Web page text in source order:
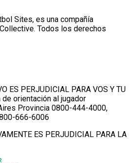
Sites, es una compañía
Todos los derechos
ES PERJUDICIAL PARA VOS Y TU
orientación al jugador
Provincia 0800-444-4000,
666-6006
ES PERJUDICIAL PARA LA